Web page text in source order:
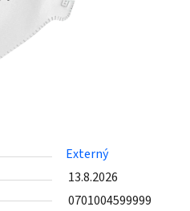
Externý
13.8.2026
0701004599999